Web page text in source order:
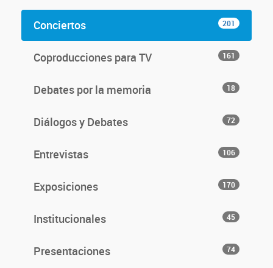
Conciertos 201
Coproducciones para TV 161
Debates por la memoria 18
Diálogos y Debates 72
Entrevistas 106
Exposiciones 170
Institucionales 45
Presentaciones 74